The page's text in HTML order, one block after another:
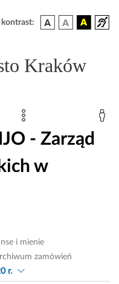
kontrast:
Kraków
- Zarząd
w
i mienie
zamówień
r.